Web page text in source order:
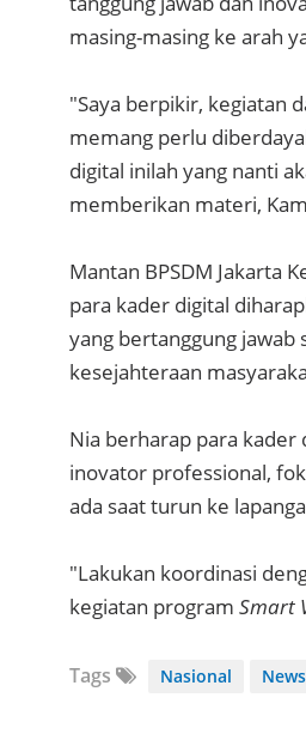
masing-masing ke arah
"Saya berpikir, kegiatan
memang perlu
digital inilah yang nanti
memberikan materi,
Mantan BPSDM Jakarta
para kader digital
yang bertanggung
kesejahteraan
Nia berharap para kader
inovator professional,
ada saat turun ke
"Lakukan koordinasi
kegiatan program Smart
Tags Nasional News